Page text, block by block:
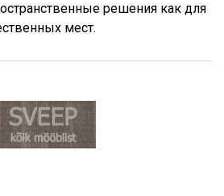
решения как для
мест.